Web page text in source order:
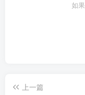
如
上一篇